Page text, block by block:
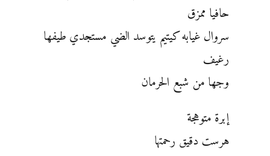
حافيا ممزق
سروال غيابه كيتيم يتوسد الضي مستجدي طيفها
رغيف
وجها من شبع الحرمان
إبرة متوهجة
هرست دقيق رحمتها